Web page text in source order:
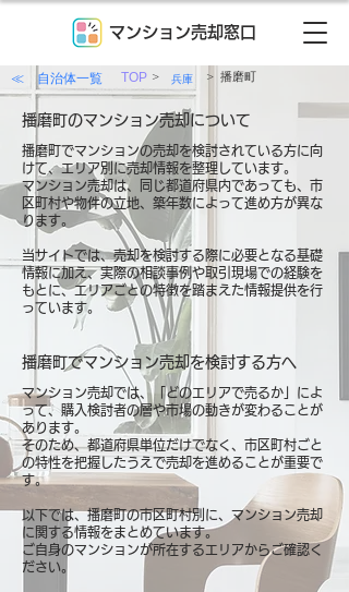
マンション売却窓口
≪ 自治体一覧 TOP > 兵庫 > 播磨町
播磨町のマンション売却について
播磨町でマンションの売却を検討されている方に向
けて、エリア別に売却情報を整理しています。
マンション売却は、同じ都道府県内であっても、市
区町村や物件の立地、築年数によって進め方が異な
ります。
当サイトでは、売却を検討する際に必要となる基礎
情報に加え、実際の相談事例や取引現場での経験を
もとに、エリアごとの特徴を踏まえた情報提供を行
っています。
播磨町でマンション売却を検討する方へ
マンション売却では、「どのエリアで売るか」によ
って、購入検討者の層や市場の動きが変わることが
あります。
そのため、都道府県単位だけでなく、市区町村ごと
の特性を把握したうえで売却を進めることが重要で
す。
以下では、播磨町の市区町村別に、マンション売却
に関する情報をまとめています。
ご自身のマンションが所在するエリアからご確認く
ださい。